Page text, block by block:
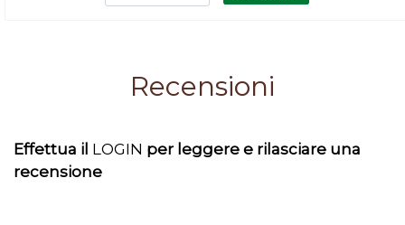
Recensioni
Effettua il LOGIN per leggere e rilasciare una
recensione